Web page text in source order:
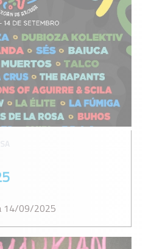
14/09/2025